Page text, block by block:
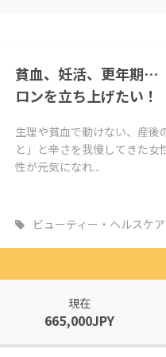
machi-ya コミュニティ
貧血、妊活、更年期…
ロンを立ち上げたい！
生理や貧血で動けない、産
と」と辛さを我慢してきた
性が元気になれ...
ビューティー・ヘルスケア
現在
665,000JPY